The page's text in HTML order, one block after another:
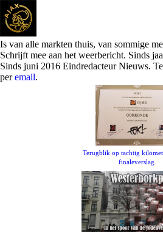
Is van alle markten thuis, van sommige
Schrijft mee aan het weerbericht. Sinds
Sinds juni 2016 Eindredacteur Nieuws.
peremail.
Terugblik op tachtig
finaleverslag